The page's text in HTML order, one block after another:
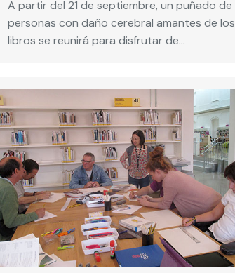
A partir del 21 de septiembre, un puñado de
personas con daño cerebral amantes de los
libros se reunirá para disfrutar de…